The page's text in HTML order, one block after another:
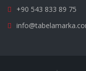
+90 543 833 89 75